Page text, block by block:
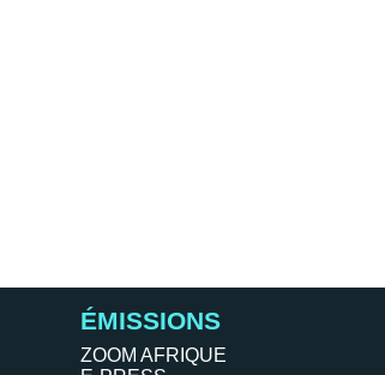
ÉMISSIONS
ZOOM AFRIQUE